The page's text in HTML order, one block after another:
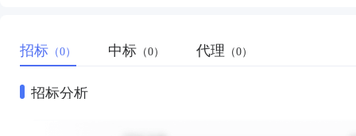
招标 （0） 中标 （0） 代理 （0）
招标分析